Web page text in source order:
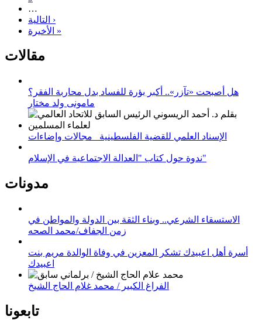
…
التالية ›
الأخيرة »
مقالات
هل أصبحت «تآزر».. أكبر بؤرة للفساد بدل محاربة الفقر؟
مامونى ولد مختار
الإسناد العلمي للقضية الفلسطينية_ مجالات وإضاءات
ندوة حول كتاب "العدالة الاجتماعية في الإسلام"
مدونات
الاستسقاء الشرعي.. وبناء الثقة بين الدولة والمواطن في
زمن الجفاف/محمد الصحه
أسرة أهل اعبيدك تشكر المعزين في وفاة الوالدة مريم بنت
اعبيدك
الفراغ الكبير / محمد غلام الحاج الشيخ
تابعونا